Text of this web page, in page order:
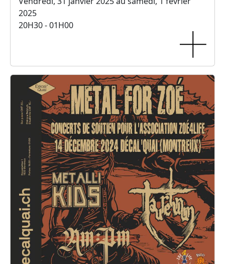
2025
20H30 - 01H00